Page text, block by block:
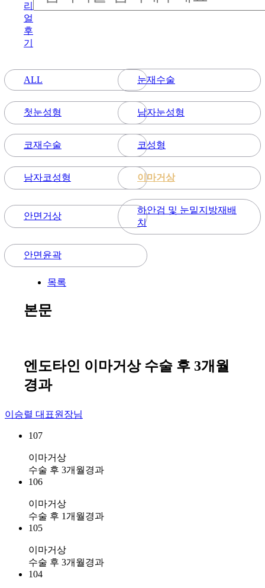
리
얼
후
기
ALL 눈재수술
첫눈성형 남자눈성형
코재수술 코성형
남자코성형 이마거상
안면거상
하안검 및 눈밑지방재배
치
안면윤곽
목록
본문
엔도타인 이마거상 수술 후 3개월
경과
이승렬 대표원장님
107
이마거상
수술 후 3개월경과
106
이마거상
수술 후 1개월경과
105
이마거상
수술 후 3개월경과
104